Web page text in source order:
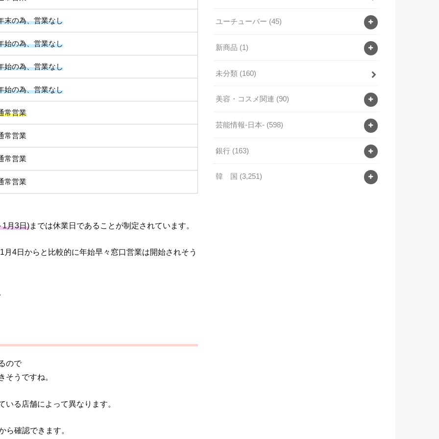
末の為、営業なし
始の為、営業なし
始の為、営業なし
始の為、営業なし
常営業
常営業
常営業
常営業
1月3日)までは休業日であることが制定されています。
4日からと比較的に年始早々窓口営業は開始されそう
ので
そうですね。
る店舗によって異なります。
ら確認できます。
ユーチューバー (45)
新商品 (1)
未分類 (160)
美容・コスメ関連 (90)
芸能情報-日本- (598)
銀行 (163)
韓 国 (3,251)